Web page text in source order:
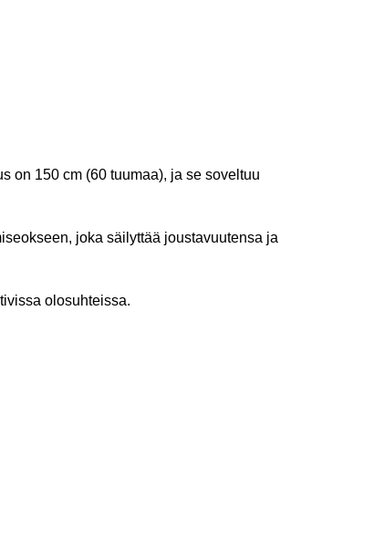
on 150 cm (60 tuumaa), ja se soveltuu
joka säilyttää joustavuutensa ja
olosuhteissa.